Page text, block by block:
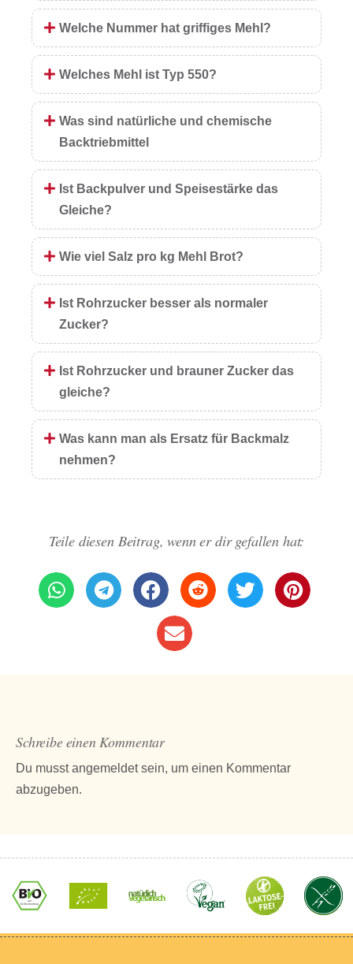
Welche Nummer hat griffiges Mehl?
Welches Mehl ist Typ 550?
Was sind natürliche und chemische
Backtriebmittel
Ist Backpulver und Speisestärke das
Gleiche?
Wie viel Salz pro kg Mehl Brot?
Ist Rohrzucker besser als normaler
Zucker?
Ist Rohrzucker und brauner Zucker das
gleiche?
Was kann man als Ersatz für Backmalz
nehmen?
Teile diesen Beitrag, wenn er dir gefallen hat:
Schreibe einen Kommentar
Du musstangemeldetsein, um einen Kommentar
abzugeben.